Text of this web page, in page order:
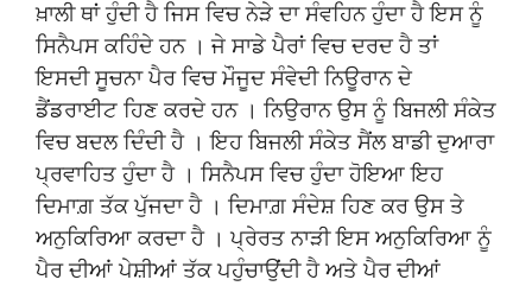
ਖ਼ਾਲੀ ਥਾਂ ਹੁੰਦੀ ਹੈ ਜਿਸ ਵਿਚ ਨੇੜੇ ਦਾ ਸੰਵਹਿਨ ਹੁੰਦਾ ਹੈ ਇਸ ਨੂੰ
ਸਿਨੈਪਸ ਕਹਿੰਦੇ ਹਨ । ਜੇ ਸਾਡੇ ਪੈਰਾਂ ਵਿਚ ਦਰਦ ਹੈ ਤਾਂ
ਇਸਦੀ ਸੂਚਨਾ ਪੈਰ ਵਿਚ ਮੌਜੂਦ ਸੰਵੇਦੀ ਨਿਊਰਾਨ ਦੇ
ਡੈਂਡਰਾਈਟ ਹਿਣ ਕਰਦੇ ਹਨ । ਨਿਉਰਾਨ ਉਸ ਨੂੰ ਬਿਜਲੀ ਸੰਕੇਤ
ਵਿਚ ਬਦਲ ਦਿੰਦੀ ਹੈ । ਇਹ ਬਿਜਲੀ ਸੰਕੇਤ ਸੈਂਲ ਬਾਡੀ ਦੁਆਰਾ
ਪ੍ਰਵਾਹਿਤ ਹੁੰਦਾ ਹੈ । ਸਿਨੈਪਸ ਵਿਚ ਹੁੰਦਾ ਹੋਇਆ ਇਹ
ਦਿਮਾਗ਼ ਤੱਕ ਪੁੱਜਦਾ ਹੈ । ਦਿਮਾਗ਼ ਸੰਦੇਸ਼ ਹਿਣ ਕਰ ਉਸ ਤੇ
ਅਨੁਕਿਰਿਆ ਕਰਦਾ ਹੈ । ਪ੍ਰੇਰਤ ਨਾੜੀ ਇਸ ਅਨੁਕਿਰਿਆ ਨੂੰ
ਪੈਰ ਦੀਆਂ ਪੇਸ਼ੀਆਂ ਤੱਕ ਪਹੁੰਚਾਉਂਦੀ ਹੈ ਅਤੇ ਪੈਰ ਦੀਆਂ